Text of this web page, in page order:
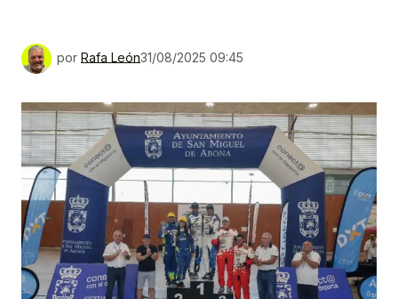
por Rafa León31/08/2025 09:45